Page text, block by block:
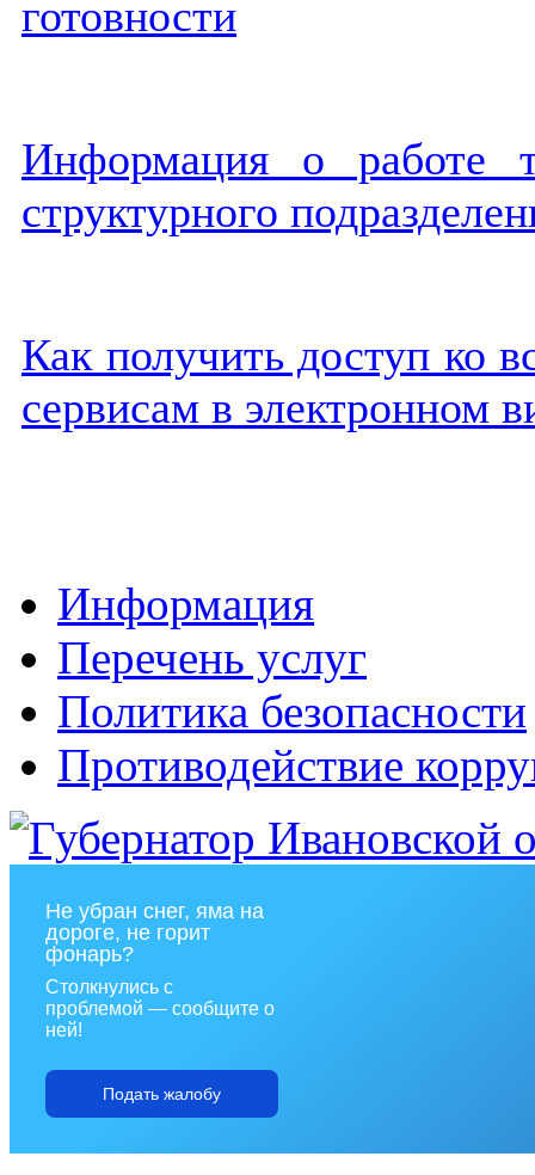
готовности
Информация о работе
структурного
Как получить доступ ко
сервисам в электронном
Информация
Перечень услуг
Политика безопасности
Противодействие
Не убран снег, яма на
дороге, не горит
фонарь?
Столкнулись с
проблемой — сообщите о
ней!
Подать жалобу